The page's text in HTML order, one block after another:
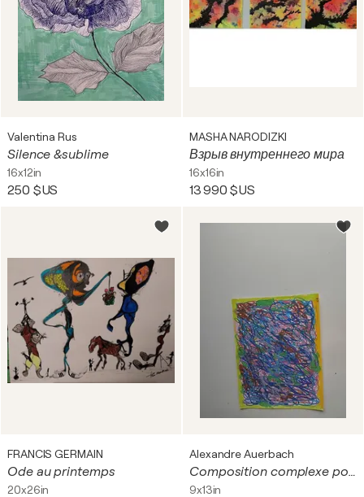
Valentina Rus
Silence &sublime
16x12in
250 $US
MASHA NARODIZKI
Взрыв внутреннего мира
16x16in
13 990 $US
FRANCIS GERMAIN
Ode au printemps
20x26in
Alexandre Auerbach
Composition complexe pour acrylique
9x13in